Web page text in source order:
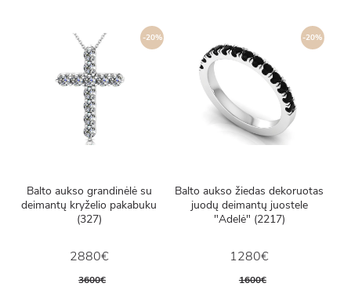
-20%
Balto aukso grandinėlė su
deimantų kryželio pakabuku
(327)
2880€
3600€
-20%
Balto aukso žiedas dekoruotas
juodų deimantų juostele
"Adelė" (2217)
1280€
1600€